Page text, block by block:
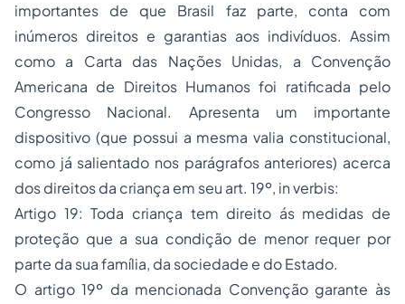
importantes de que Brasil faz parte, conta com
inúmeros direitos e garantias aos indivíduos. Assim
como a Carta das Nações Unidas, a Convenção
Americana de Direitos Humanos foi ratificada pelo
Congresso Nacional. Apresenta um importante
dispositivo (que possui a mesma valia constitucional,
como já salientado nos parágrafos anteriores) acerca
dos direitos da criança em seu art. 19º, in verbis:
Artigo 19: Toda criança tem direito ás medidas de
proteção que a sua condição de menor requer por
parte da sua família, da sociedade e do Estado.
O artigo 19º da mencionada Convenção garante às